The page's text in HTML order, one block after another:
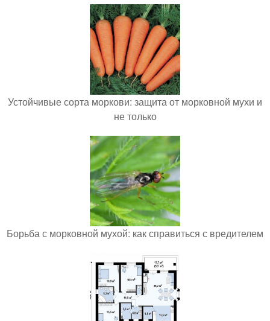
Устойчивые сорта моркови: защита от морковной мухи и
не только
Борьба с морковной мухой: как справиться с вредителем